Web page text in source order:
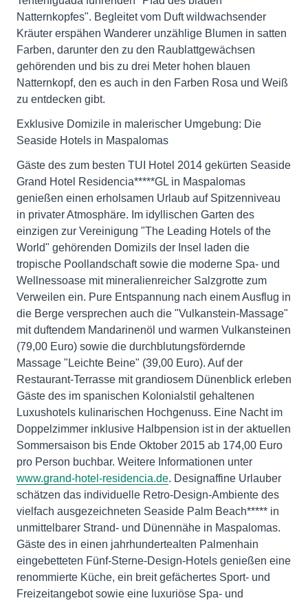
Natternkopfes". Begleitet vom Duft wildwachsender
Kräuter erspähen Wanderer unzählige Blumen in satten
Farben, darunter den zu den Raublattgewächsen
gehörenden und bis zu drei Meter hohen blauen
Natternkopf, den es auch in den Farben Rosa und Weiß
zu entdecken gibt.
Exklusive Domizile in malerischer Umgebung: Die
Seaside Hotels in Maspalomas
Gäste des zum besten TUI Hotel 2014 gekürten Seaside
Grand Hotel Residencia*****GL in Maspalomas
genießen einen erholsamen Urlaub auf Spitzenniveau
in privater Atmosphäre. Im idyllischen Garten des
einzigen zur Vereinigung "The Leading Hotels of the
World" gehörenden Domizils der Insel laden die
tropische Poollandschaft sowie die moderne Spa- und
Wellnessoase mit mineralienreicher Salzgrotte zum
Verweilen ein. Pure Entspannung nach einem Ausflug in
die Berge versprechen auch die "Vulkanstein-Massage"
mit duftendem Mandarinenöl und warmen Vulkansteinen
(79,00 Euro) sowie die durchblutungsfördernde
Massage "Leichte Beine" (39,00 Euro). Auf der
Restaurant-Terrasse mit grandiosem Dünenblick erleben
Gäste des im spanischen Kolonialstil gehaltenen
Luxushotels kulinarischen Hochgenuss. Eine Nacht im
Doppelzimmer inklusive Halbpension ist in der aktuellen
Sommersaison bis Ende Oktober 2015 ab 174,00 Euro
pro Person buchbar. Weitere Informationen unter
www.grand-hotel-residencia.de. Designaffine Urlauber
schätzen das individuelle Retro-Design-Ambiente des
vielfach ausgezeichneten Seaside Palm Beach***** in
unmittelbarer Strand- und Dünennähe in Maspalomas.
Gäste des in einen jahrhundertealten Palmenhain
eingebetteten Fünf-Sterne-Design-Hotels genießen eine
renommierte Küche, ein breit gefächertes Sport- und
Freizeitangebot sowie eine luxuriöse Spa- und